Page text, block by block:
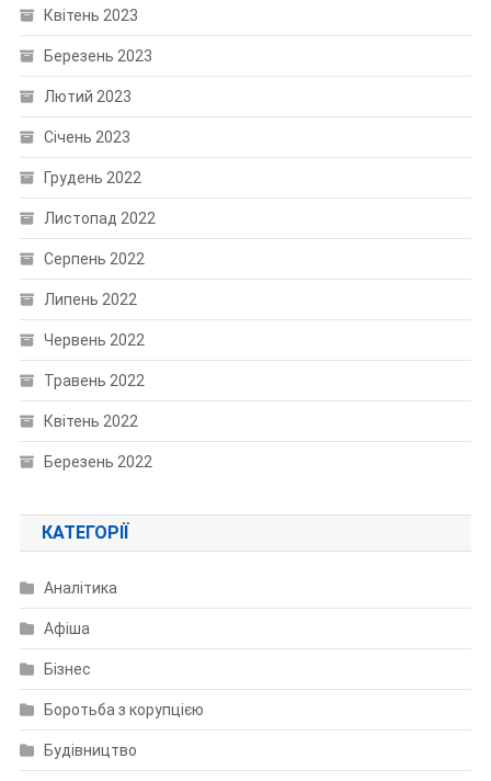
Квітень 2023
Березень 2023
Лютий 2023
Січень 2023
Грудень 2022
Листопад 2022
Серпень 2022
Липень 2022
Червень 2022
Травень 2022
Квітень 2022
Березень 2022
КАТЕГОРІЇ
Аналітика
Афіша
Бізнес
Боротьба з корупцією
Будівництво